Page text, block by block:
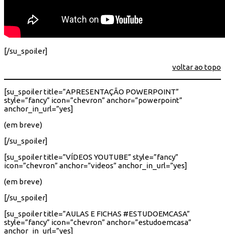
[/su_spoiler]
voltar ao topo
[su_spoiler title=”APRESENTAÇÃO POWERPOINT”
style=”fancy” icon=”chevron” anchor=”powerpoint”
anchor_in_url=”yes]
(em breve)
[/su_spoiler]
[su_spoiler title=”VÍDEOS YOUTUBE” style=”fancy”
icon=”chevron” anchor=”videos” anchor_in_url=”yes]
(em breve)
[/su_spoiler]
[su_spoiler title=”AULAS E FICHAS #ESTUDOEMCASA”
style=”fancy” icon=”chevron” anchor=”estudoemcasa”
anchor_in_url=”yes]